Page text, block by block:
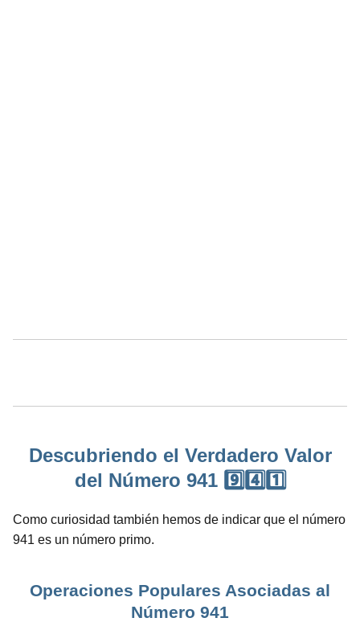
Descubriendo el Verdadero Valor
del Número 941 9️⃣4️⃣1️⃣
Como curiosidad también hemos de indicar que el número
941 es un número primo.
Operaciones Populares Asociadas al
Número 941